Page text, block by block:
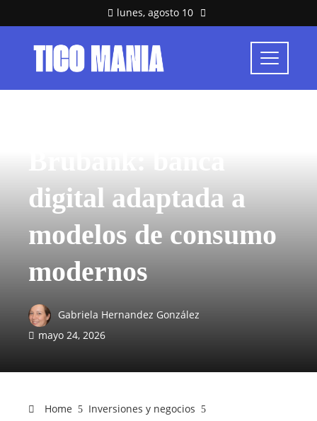
lunes, agosto 10
digital adaptada a
modelos de consumo
modernos
Gabriela Hernandez González
mayo 24, 2026
Home
Inversiones y negocios